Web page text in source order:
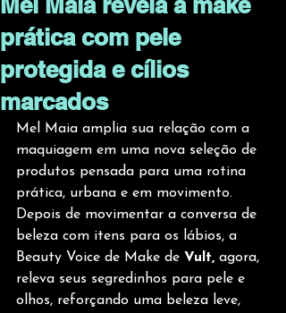
prática com pele
protegida e cílios
marcados
Mel Maia amplia sua relação com a
maquiagem em uma nova seleção de
produtos pensada para uma rotina
prática, urbana e em movimento.
Depois de movimentar a conversa de
beleza com itens para os lábios, a
Beauty Voice de Make de Vult, agora,
releva seus segredinhos para pele e
olhos, reforçando uma beleza leve,